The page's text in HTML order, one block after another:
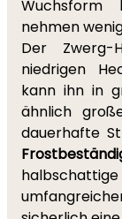
Wuchsform
nehmen
Der
niedrigen
kann ihn in
ähnlich
dauerhafte